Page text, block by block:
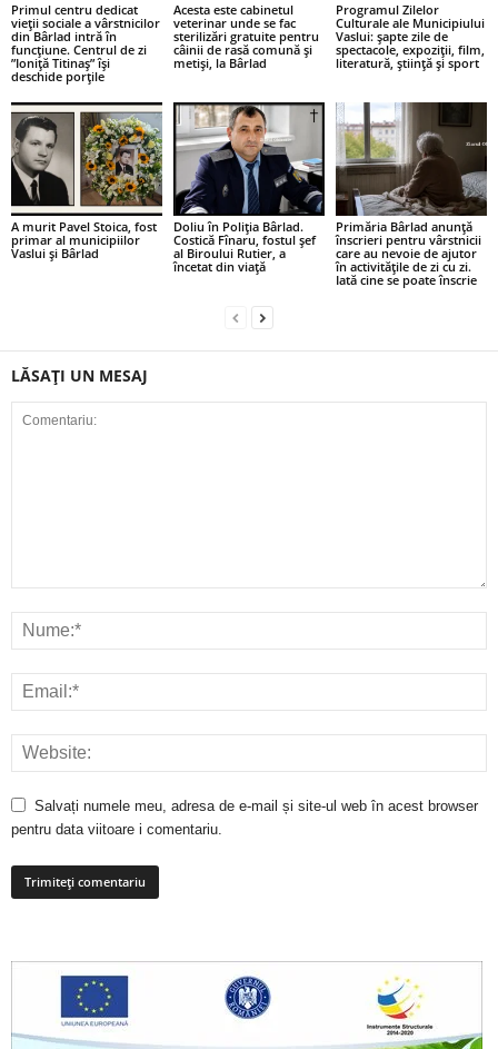
Primul centru dedicat
vieții sociale a vârstnicilor
din Bârlad intră în
funcțiune. Centrul de zi
”Ioniță Titinaș” își
deschide porțile
Acesta este cabinetul
veterinar unde se fac
sterilizări gratuite pentru
câinii de rasă comună și
metiși, la Bârlad
Programul Zilelor
Culturale ale Municipiului
Vaslui: șapte zile de
spectacole, expoziții, film,
literatură, știință și sport
A murit Pavel Stoica, fost
primar al municipiilor
Vaslui și Bârlad
Doliu în Poliția Bârlad.
Costică Fînaru, fostul șef
al Biroului Rutier, a
încetat din viață
Primăria Bârlad anunță
înscrieri pentru vârstnicii
care au nevoie de ajutor
în activitățile de zi cu zi.
Iată cine se poate înscrie
LĂSAȚI UN MESAJ
Salvați numele meu, adresa de e-mail și site-ul web în acest browser
pentru data viitoare i comentariu.